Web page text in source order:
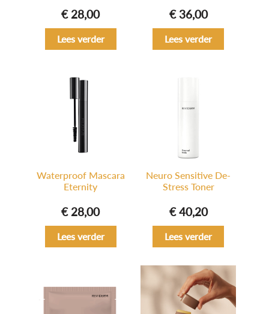
€28,00
Lees verder
€36,00
Lees verder
Waterproof Mascara
Eternity
€28,00
Lees verder
Neuro Sensitive De-
Stress Toner
€40,20
Lees verder